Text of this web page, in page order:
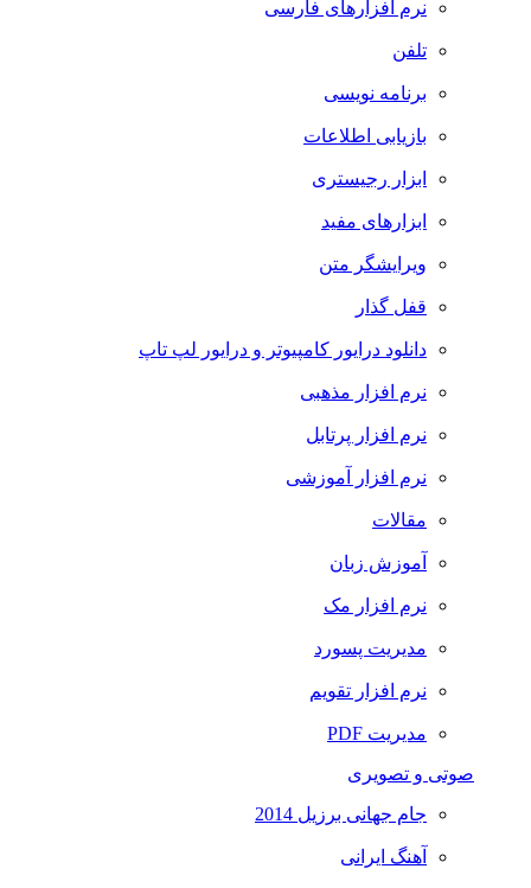
نرم افزارهای فارسی
تلفن
برنامه نویسی
بازیابی اطلاعات
ابزار رجیستری
ابزارهای مفید
ویرایشگر متن
قفل گذار
دانلود درایور کامپیوتر و درایور لپ تاپ
نرم افزار مذهبی
نرم افزار پرتابل
نرم افزار آموزشی
مقالات
آموزش زبان
نرم افزار مک
مدیریت پسورد
نرم افزار تقویم
مدیریت PDF
صوتی و تصویری
جام جهانی برزیل 2014
آهنگ ایرانی